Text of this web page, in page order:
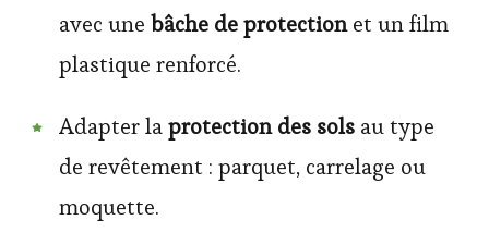
avec une bâche de protectionet un film
plastique renforcé.
Adapter laprotection des sols au type
de revêtement : parquet, carrelage ou
moquette.